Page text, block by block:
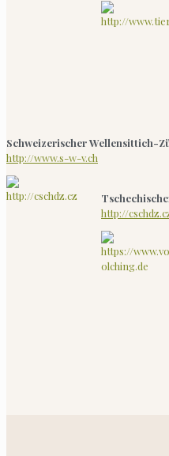
Schweizerischer Wellensittich-
http://www.s-w-v.ch
http://